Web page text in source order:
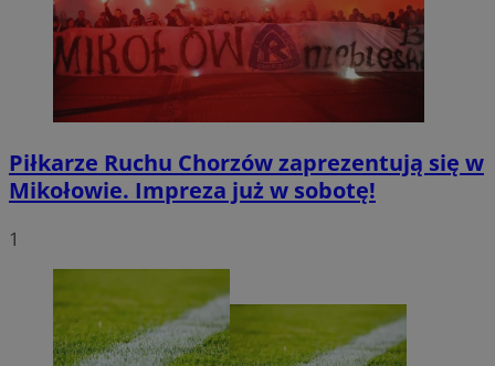
Piłkarze Ruchu Chorzów zaprezentują się w
Mikołowie. Impreza już w sobotę!
1